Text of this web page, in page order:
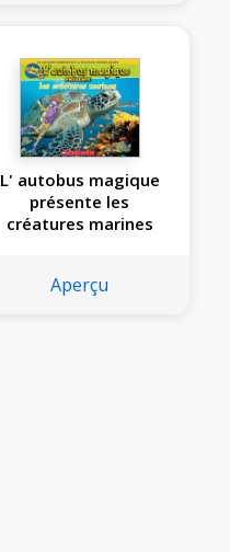
L' autobus magique
présente les
créatures marines
Aperçu